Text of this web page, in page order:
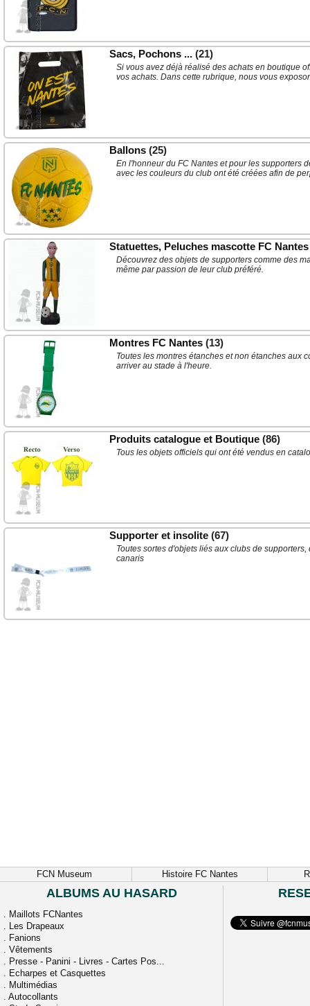
Sacs, Pochons ... (21)
Si vous avez déjà réalisé des achats en boutique
vos achats. Dans cette rubrique, nous vous
Ballons (25)
En l'honneur du FC Nantes et pour les supporters
avec les couleurs du club ont été créées afin de
Statuettes, Peluches mascotte FC Nantes
Découvrez des objets de supporters comme des
même par passion de leur club préféré.
Montres FC Nantes (13)
Toutes les montres étanches et non étanches aux
arriver au stade à l'heure.
Produits catalogue et Boutique (86)
Tous les objets officiels qui ont été vendus en
Supporter et insolite (67)
Toutes sortes d'objets liés aux clubs de
canaris
FCN Museum Histoire FC Nantes
ALBUMS AU HASARD
. Maillots FCNantes
. Les Drapeaux
. Fanions
. Vêtements
. Presse - Panini - Livres - Cartes Pos...
. Echarpes et Casquettes
. Multimédias
. Autocollants